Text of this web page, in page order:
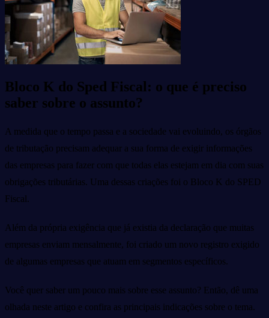
Bloco K do Sped Fiscal: o que é preciso
saber sobre o assunto?
A medida que o tempo passa e a sociedade vai evoluindo, os órgãos
de tributação precisam adequar a sua forma de exigir informações
das empresas para fazer com que todas elas estejam em dia com suas
obrigações tributárias. Uma dessas criações foi o Bloco K do SPED
Fiscal.
Além da própria exigência que já existia da declaração que muitas
empresas enviam mensalmente, foi criado um novo registro exigido
de algumas empresas que atuam em segmentos específicos.
Você quer saber um pouco mais sobre esse assunto? Então, dê uma
olhada neste artigo e confira as principais indicações sobre o tema.